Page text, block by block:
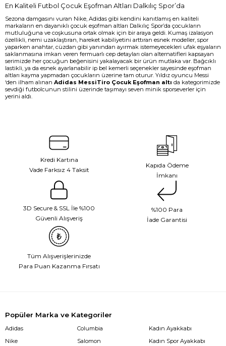
En Kaliteli Futbol Çocuk Eşofman Altları Dalkılıç Spor’da
Sezona damgasını vuran Nike, Adidas gibi kendini kanıtlamış en kaliteli
markaların en dayanıklı çocuk eşofman altları Dalkılıç Spor’da çocukların
mutluluğuna ve coşkusuna ortak olmak için bir araya geldi. Kumaş izalasyon
özellikli, nemi uzaklaştıran, hareket kabiliyetini arttıran esnek modeller, spor
yaparken anahtar, cüzdan gibi yanından ayırmak istemeyecekleri ufak eşyaların
saklanmasına imkan veren fermuarlı cep detayları olan alternatifleri kapsayan
serimizde her çocuğun beğenisini yakalayacak bir ürün mutlaka var. Bağcıklı
lastikli, ya da esnek ayarlanabilir ip bel kemerli seçenekler sayesinde eşofman
altları kayma yapmadan çocukların üzerine tam oturur. Yıldız oyuncu Messi
‘den ilham alınan Adidas MessiTiro Çocuk Eşofman altı da kategorimizde
sevdiği futbolcunun stilini üzerinde taşımayı seven minik sporseverler için
yerini aldı.
Kredi Kartına
Vade Farksız 4 Taksit
Kapıda Ödeme
İmkanı
3D Secure & SSL İle %100
Güvenli Alışveriş
%100 Para
İade Garantisi
Tüm Alışverişlerinizde
Para Puan Kazanma Fırsatı
Popüler Marka ve Kategoriler
Adidas
Nike
Columbia
Salomon
Kadın Ayakkabı
Kadın Spor Ayakkabı